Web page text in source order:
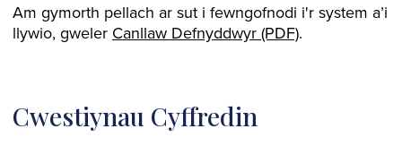
Am gymorth pellach ar sut i fewngofnodi i'r system a’i
llywio, gweler Canllaw Defnyddwyr (PDF).
Cwestiynau Cyffredin